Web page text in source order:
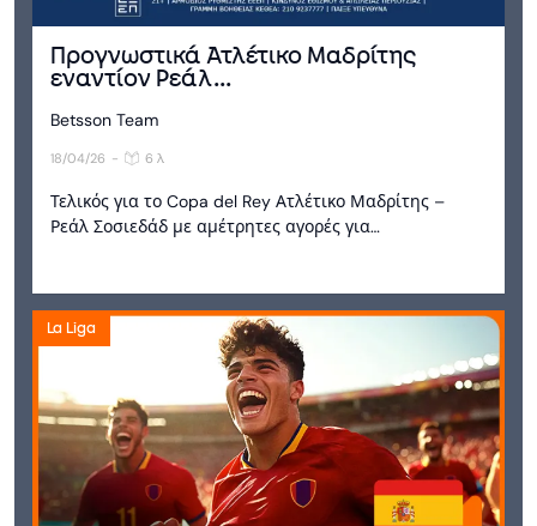
Προγνωστικά Ατλέτικο Μαδρίτης
εναντίον Ρεάλ...
Betsson Team
18/04/26 - 6 λ
Τελικός για το Copa del Rey Ατλέτικο Μαδρίτης –
Ρεάλ Σοσιεδάδ με αμέτρητες αγορές για…
La Liga